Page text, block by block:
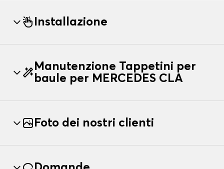
Installazione
Manutenzione Tappetini per
baule per MERCEDES CLA
Foto dei nostri clienti